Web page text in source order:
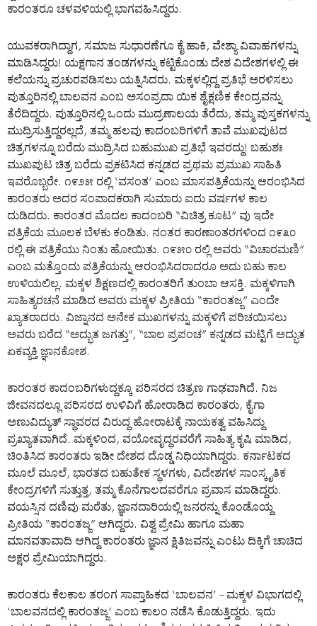
ಕಾರಂತರೂ ಚಳವಳಿಯಲ್ಲಿ ಭಾಗವಹಿಸಿದ್ದರು.
ಯುವಕರಾಗಿದ್ದಾಗ, ಸಮಾಜ ಸುಧಾರಣೆಗೂ ಕೈ ಹಾಕಿ, ವೇಶ್ಯಾ ವಿವಾಹಗಳನ್ನು
ಮಾಡಿಸಿದ್ದರು! ಯಕ್ಷಗಾನ ತಂಡಗಳನ್ನು ಕಟ್ಟಿಕೊಂಡು ದೇಶ ವಿದೇಶಗಳಲ್ಲಿ ಈ
ಕಲೆಯನ್ನು ಪ್ರಚುರಪಡಿಸಲು ಯತ್ನಿಸಿದರು. ಮಕ್ಕಳಲ್ಲಿದ್ದ ಪ್ರತಿಭೆ ಅರಳಿಸಲು
ಪುತ್ತೂರಿನಲ್ಲಿ ಬಾಲವನ ಎಂಬ ಅಸಂಪ್ರದಾ ಯಿಕ ಶೈಕ್ಷಣಿಕ ಕೇಂದ್ರವನ್ನು
ತೆರೆದಿದ್ದರು. ಪುತ್ತೂರಿನಲ್ಲಿ ಒಂದು ಮುದ್ರಣಾಲಯ ತೆರೆದು, ತಮ್ಮ ಪುಸ್ತಕಗಳನ್ನು
ಮುದ್ರಿಸುತ್ತಿದ್ದರಲ್ಲದೆ, ತಮ್ಮ ಹಲವು ಕಾದಂಬರಿಗಳಿಗೆ ತಾವೆ ಮುಖಪುಟದ
ಚಿತ್ರಗಳನ್ನೂ ಬರೆದು ಮುದ್ರಿಸಿದ ಬಹುಮುಖ ಪ್ರತಿಭೆ ಇವರದ್ದು! ಬಹುಶಃ
ಮುಖಪುಟ ಚಿತ್ರ ಬರೆದು ಪ್ರಕಟಿಸಿದ ಕನ್ನಡದ ಪ್ರಥಮ ಪ್ರಮುಖ ಸಾಹಿತಿ
ಇವರೊಬ್ಬರೇ. ೧೯೨೫ ರಲ್ಲಿ ‘ವಸಂತ’ ಎಂಬ ಮಾಸಪತ್ರಿಕೆಯನ್ನು ಆರಂಭಿಸಿದ
ಕಾರಂತರು ಅದರ ಸಂಪಾದಕರಾಗಿ ಸುಮಾರು ಐದು ವರ್ಷಗಳ ಕಾಲ
ದುಡಿದರು. ಕಾರಂತರ ಮೊದಲ ಕಾದಂಬರಿ “ವಿಚಿತ್ರ ಕೂಟ” ವು ಇದೇ
ಪತ್ರಿಕೆಯ ಮೂಲಕ ಬೆಳಕು ಕಂಡಿತು. ನಂತರ ಕಾರಣಾಂತರಗಳಿಂದ ೧೯೩೦
ರಲ್ಲಿ ಈ ಪತ್ರಿಕೆಯು ನಿಂತು ಹೋಯಿತು. ೧೯೫೦ ರಲ್ಲಿ ಅವರು “ವಿಚಾರಮಣಿ”
ಎಂಬ ಮತ್ತೊಂದು ಪತ್ರಿಕೆಯನ್ನು ಆರಂಭಿಸಿದರಾದರೂ ಅದು ಬಹು ಕಾಲ
ಉಳಿಯಲಿಲ್ಲ. ಮಕ್ಕಳ ಶಿಕ್ಷಣದಲ್ಲಿ ಕಾರಂತರಿಗೆ ತುಂಬಾ ಆಸಕ್ತಿ. ಮಕ್ಕಳಿಗಾಗಿ
ಸಾಹಿತ್ಯರಚನೆ ಮಾಡಿದ ಅವರು ಮಕ್ಕಳ ಪ್ರೀತಿಯ “ಕಾರಂತಜ್ಜ” ಎಂದೇ
ಖ್ಯಾತರಾದರು. ವಿಜ್ನಾನದ ಅನೇಕ ಮುಖಗಳನ್ನು ಮಕ್ಕಳಿಗೆ ಪರಿಚಯಿಸಲು
ಅವರು ಬರೆದ “ಅದ್ಭುತ ಜಗತ್ತು”, “ಬಾಲ ಪ್ರಪಂಚ” ಕನ್ನಡದ ಮಟ್ಟಿಗೆ ಅದ್ಭುತ
ಏಕವ್ಯಕ್ತಿ ಜ್ಞಾನಕೋಶ.
ಕಾರಂತರ ಕಾದಂಬರಿಗಳುದ್ದಕ್ಕೂ ಪರಿಸರದ ಚಿತ್ರಣ ಗಾಢವಾಗಿದೆ. ನಿಜ
ಜೀವನದಲ್ಲೂ ಪರಿಸರದ ಉಳಿವಿಗೆ ಹೋರಾಡಿದ ಕಾರಂತರು, ಕೈಗಾ
ಅಣುವಿದ್ಯುತ್ ಸ್ಥಾವರದ ವಿರುದ್ಧ ಹೋರಾಟಕ್ಕೆ ನಾಯಕತ್ವ ವಹಿಸಿದ್ದು
ಪ್ರಖ್ಯಾತವಾಗಿದೆ. ಮಕ್ಕಳಿಂದ, ವಯೋವೃದ್ಧರವರೆಗೆ ಸಾಹಿತ್ಯ ಕೃಷಿ ಮಾಡಿದ,
ಚಿಂತಿಸಿದ ಕಾರಂತರು ಇಡೀ ದೇಶದ ದೊಡ್ಡ ನಿಧಿಯಾಗಿದ್ದರು. ಕರ್ನಾಟಕದ
ಮೂಲೆ ಮೂಲೆ, ಭಾರತದ ಬಹುತೇಕ ಸ್ಥಳಗಳು, ವಿದೇಶಗಳ ಸಾಂಸ್ಕೃತಿಕ
ಕೇಂದ್ರಗಳಿಗೆ ಸುತ್ತುತ್ತ, ತಮ್ಮ ಕೊನೆಗಾಲದವರೆಗೂ ಪ್ರವಾಸ ಮಾಡಿದ್ದರು.
ವಯಸ್ಸಿನ ದಣಿವು ಮರೆತು, ಜ್ಞಾನದಾರಿಯಲ್ಲಿ ಜನರನ್ನು ಕೊಂಡೊಯ್ದ
ಪ್ರೀತಿಯ “ಕಾರಂತಜ್ಜ” ಆಗಿದ್ದರು. ವಿಶ್ವ ಪ್ರೇಮಿ ಹಾಗೂ ಮಹಾ
ಮಾನವತಾವಾದಿ ಆಗಿದ್ದ ಕಾರಂತರು ಜ್ಞಾನ ಕ್ಷಿತಿಜವನ್ನು ಎಂಟು ದಿಕ್ಕಿಗೆ ಚಾಚಿದ
ಅಕ್ಷರ ಪ್ರೇಮಿಯಾಗಿದ್ದರು.
ಕಾರಂತರು ಕೆಲಕಾಲ ತರಂಗ ಸಾಪ್ತಾಹಿಕದ ‘ಬಾಲವನ’ – ಮಕ್ಕಳ ವಿಭಾಗದಲ್ಲಿ
‘ಬಾಲವನದಲ್ಲಿ ಕಾರಂತಜ್ಜ’ ಎಂಬ ಕಾಲಂ ನಡೆಸಿ ಕೊಡುತ್ತಿದ್ದರು. ಇದು